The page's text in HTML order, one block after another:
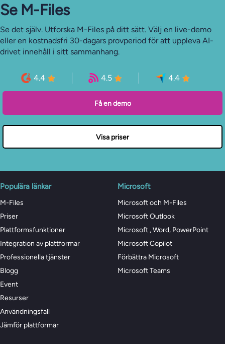
Se M-Files
Se det själv. Utforska M-Files på ditt sätt. Välj en live-demo
eller en kostnadsfri 30-dagars provperiod för att uppleva AI-
drivet innehåll i sitt sammanhang.
4.4 4.5 4.4
Få en demo
Visa priser
Populära länkar
M-Files
Priser
Plattformsfunktioner
Integration av plattformar
Professionella tjänster
Blogg
Event
Resurser
Användningsfall
Jämför plattformar
Microsoft
Microsoft och M-Files
Microsoft Outlook
Microsoft , Word, PowerPoint
Microsoft Copilot
Förbättra Microsoft
Microsoft Teams